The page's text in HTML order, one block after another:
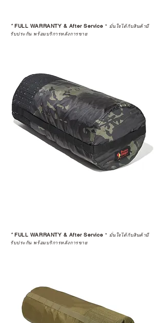
*FULL WARRANTY & After Service * มั่นใจได้กับสินค้ามี
รับประกัน พร้อมบริการหลังการขาย
*FULL WARRANTY & After Service * มั่นใจได้กับสินค้ามี
รับประกัน พร้อมบริการหลังการขาย